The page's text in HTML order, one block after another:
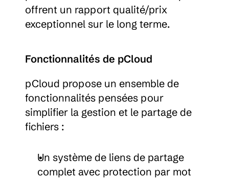
offrent un rapport qualité/prix
exceptionnel sur le long terme.
Fonctionnalités de pCloud
pCloud propose un ensemble de
fonctionnalités pensées pour
simplifier la gestion et le partage de
fichiers :
Un système de liens de partage
complet avec protection par mot